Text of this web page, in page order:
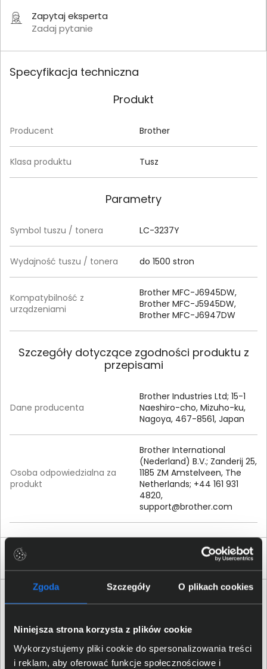
Zgoda Szczegóły O plikach cookies
Niniejsza strona korzysta z plików cookie
Wykorzystujemy pliki cookie do spersonalizowania treści
i reklam, aby oferować funkcje społecznościowe i
Zapytaj eksperta
Zadaj pytanie
Specyfikacja techniczna
Produkt
Producent Brother
Klasa produktu Tusz
Parametry
Symbol tuszu / tonera LC-3237Y
Wydajność tuszu / tonera do 1500 stron
Kompatybilność z
urządzeniami
Brother MFC-J6945DW,
Brother MFC-J5945DW,
Brother MFC-J6947DW
Szczegóły dotyczące zgodności produktu z
przepisami
Dane producenta
Brother Industries Ltd; 15-1
Naeshiro-cho, Mizuho-ku,
Nagoya, 467-8561, Japan
Osoba odpowiedzialna za
produkt
Brother International
(Nederland) B.V.; Zanderij 25,
1185 ZM Amstelveen, The
Netherlands; +44 161 931
4820,
support@brother.com
Produkty podobne